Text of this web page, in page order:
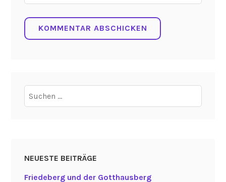
Suchen
nach:
NEUESTE BEITRÄGE
Friedeberg und der Gotthausberg